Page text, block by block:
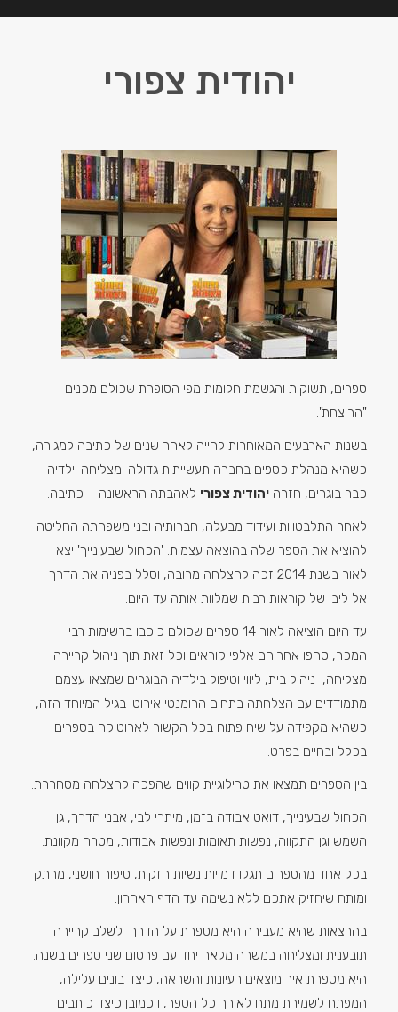
יהודית צפורי
ספרים, תשוקות והגשמת חלומות מפי הסופרת שכולם מכנים
"הרוצחת".
בשנות הארבעים המאוחרות לחייה לאחר שנים של כתיבה למגירה,
כשהיא מנהלת כספים בחברה תעשייתית גדולה ומצליחה וילדיה
כבר בוגרים, חזרה יהודית צפורי לאהבתה הראשונה – כתיבה.
לאחר התלבטויות ועידוד מבעלה, חברותיה ובני משפחתה החליטה
להוציא את הספר שלה בהוצאה עצמית. 'הכחול שבעינייך' יצא
לאור בשנת 2014 זכה להצלחה מרובה, וסלל בפניה את הדרך
אל ליבן של קוראות רבות שמלוות אותה עד היום.
עד היום הוציאה לאור 14 ספרים שכולם כיכבו ברשימות רבי
המכר, סחפו אחריהם אלפי קוראים וכל זאת תוך ניהול קריירה
מצליחה, ניהול בית, ליווי וטיפול בילדיה הבוגרים שמצאו עצמם
מתמודדים עם הצלחתה בתחום הרומנטי אירוטי בגיל המיוחד הזה,
כשהיא מקפידה על שיח פתוח בכל הקשור לארוטיקה בספרים
בכלל ובחיים בפרט.
בין הספרים תמצאו את טרילוגיית קווים שהפכה להצלחה מסחררת.
הכחול שבעינייך, דואט אבודה בזמן, מיתרי לבי, אבני הדרך, גן
השמש וגן התקווה, נפשות תאומות ונפשות אבודות, מטרה מקוונת.
בכל אחד מהספרים תגלו דמויות נשיות חזקות, סיפור חושני, מרתק
ומותח שיחזיק אתכם ללא נשימה עד הדף האחרון.
בהרצאות שהיא מעבירה היא מספרת על הדרך לשלב קריירה
תובענית ומצליחה במשרה מלאה יחד עם פרסום שני ספרים בשנה.
היא מספרת איך מוצאים רעיונות והשראה, כיצד בונים עלילה,
המפתח לשמירת מתח לאורך כל הספר, ו כמובן כיצד כותבים